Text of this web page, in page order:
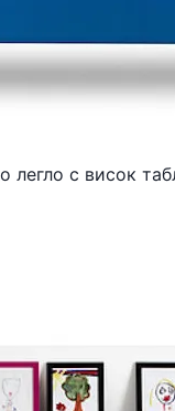
легло с висок